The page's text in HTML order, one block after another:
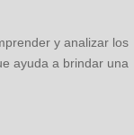
y analizar los
ayuda a brindar una